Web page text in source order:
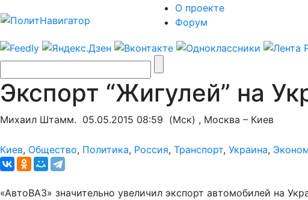
О проекте
Форум
Экспорт “Жигулей” на
Михаил Штамм. 05.05.2015 08:59 (Мск) , Москва – Киев
Киев, Общество, Политика, Россия, Транспорт, Украина,
«АвтоВАЗ» значительно увеличил экспорт автомобилей на